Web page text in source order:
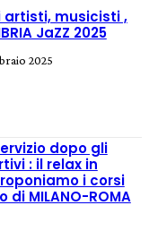
artisti, musicisti ,
JaZZ 2025
2025
dopo gli
: il relax in
i corsi
di MILANO-ROMA